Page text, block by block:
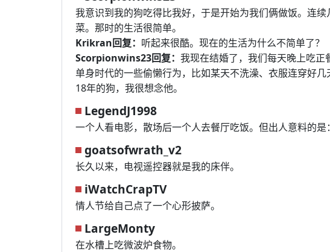
我意识到我的狗吃得比我好，于是开始为我们俩做饭。连
菜。那时的生活很简单。
Krikran回复： 听起来很酷。现在的生活为什么不简单了？
Scorpionwins23回复： 我现在结婚了，我们每天晚上吃
单身时代的一些偷懒行为，比如某天不洗澡、衣服连穿好
18年的狗，我很想念他。
LegendJ1998
一个人看电影，散场后一个人去餐厅吃饭。但出人意料的是
goatsofwrath_v2
长久以来，电视遥控器就是我的床伴。
iWatchCrapTV
情人节给自己点了一个心形披萨。
LargeMonty
在水槽上吃微波炉食物。